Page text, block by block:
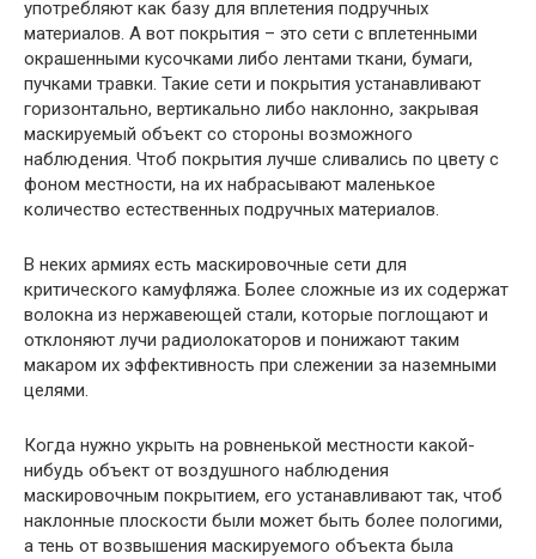
употребляют как базу для вплетения подручных
материалов. А вот покрытия – это сети с вплетенными
окрашенными кусочками либо лентами ткани, бумаги,
пучками травки. Такие сети и покрытия устанавливают
горизонтально, вертикально либо наклонно, закрывая
маскируемый объект со стороны возможного
наблюдения. Чтоб покрытия лучше сливались по цвету с
фоном местности, на их набрасывают маленькое
количество естественных подручных материалов.
В неких армиях есть маскировочные сети для
критического камуфляжа. Более сложные из их содержат
волокна из нержавеющей стали, которые поглощают и
отклоняют лучи радиолокаторов и понижают таким
макаром их эффективность при слежении за наземными
целями.
Когда нужно укрыть на ровненькой местности какой-
нибудь объект от воздушного наблюдения
маскировочным покрытием, его устанавливают так, чтоб
наклонные плоскости были может быть более пологими,
а тень от возвышения маскируемого объекта была